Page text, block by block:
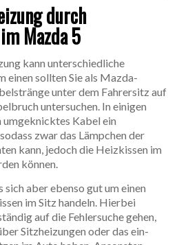
durch
Mazda 5
kann unterschiedliche
einen sollten Sie als Mazda-
unter dem Fahrersitz auf
untersuchen. In einigen
umgeknicktes Kabel ein
zwar das Lämpchen der
kann, jedoch die Heizkissen im
können.
sich aber ebenso gut um einen
im Sitz handeln. Hierbei
auf die Fehlersuche gehen,
Sitzheizungen oder das ein-